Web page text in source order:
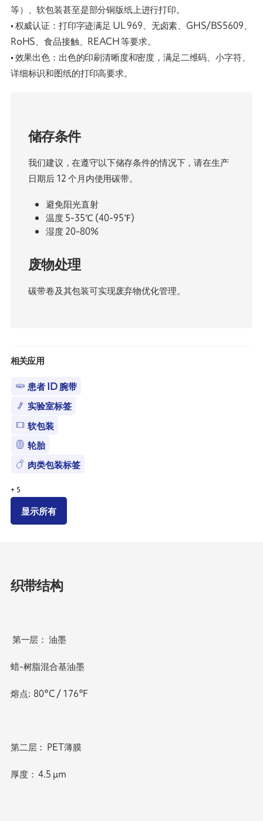
等）、软包装甚至是部分铜版纸上进行打印。
• 权威认证：打印字迹满足 UL 969、无卤素、GHS/BS5609、
RoHS、食品接触、REACH 等要求。
• 效果出色：出色的印刷清晰度和密度，满足二维码、小字符、
详细标识和图纸的打印高要求。
储存条件
我们建议，在遵守以下储存条件的情况下，请在生产
日期后 12 个月内使用碳带。
避免阳光直射
温度 5-35℃ (40-95℉)
湿度 20-80%
废物处理
碳带卷及其包装可实现废弃物优化管理。
相关应用
患者 ID 腕带
实验室标签
软包装
轮胎
肉类包装标签
+ 5
显示所有
织带结构
第一层： 油墨
蜡-树脂混合基油墨
熔点: 80°C / 176°F
第二层： PET薄膜
厚度： 4.5 μm